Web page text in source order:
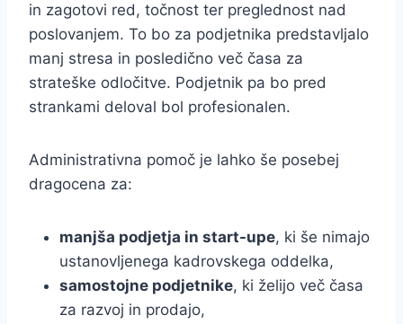
in zagotovi red, točnost ter preglednost nad
poslovanjem. To bo za podjetnika predstavljalo
manj stresa in posledično več časa za
strateške odločitve. Podjetnik pa bo pred
strankami deloval bol profesionalen.
Administrativna pomoč je lahko še posebej
dragocena za:
manjša podjetja in start-upe, ki še nimajo
ustanovljenega kadrovskega oddelka,
samostojne podjetnike, ki želijo več časa
za razvoj in prodajo,